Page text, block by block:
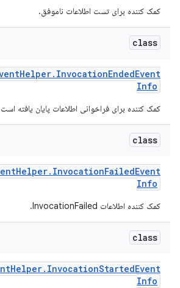
کمک کننده برای تست اطلاعات ناموفق.
class
Helper. InvocationEndedEvent
Info
کمک کننده برای فراخوانی اطلاعات پایان یافته
class
Helper. InvocationFailedEvent
Info
کمک کننده اطلاعات InvocationFailed.
class
Helper. InvocationStartedEvent
Info